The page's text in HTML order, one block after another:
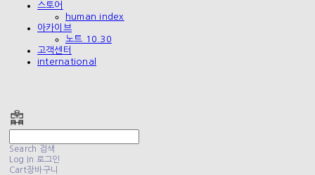
스토어
human index
아카이브
노트 10.30
고객센터
international
Search 검색
Log In 로그인
Cart장바구니